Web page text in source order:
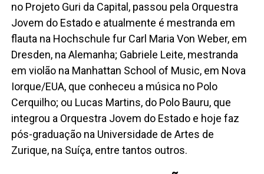
no Projeto Guri da Capital, passou pela Orquestra
Jovem do Estado e atualmente é mestranda em
flauta na Hochschule fur Carl Maria Von Weber, em
Dresden, na Alemanha; Gabriele Leite, mestranda
em violão na Manhattan School of Music, em Nova
Iorque/EUA, que conheceu a música no Polo
Cerquilho; ou Lucas Martins, do Polo Bauru, que
integrou a Orquestra Jovem do Estado e hoje faz
pós-graduação na Universidade de Artes de
Zurique, na Suíça, entre tantos outros.